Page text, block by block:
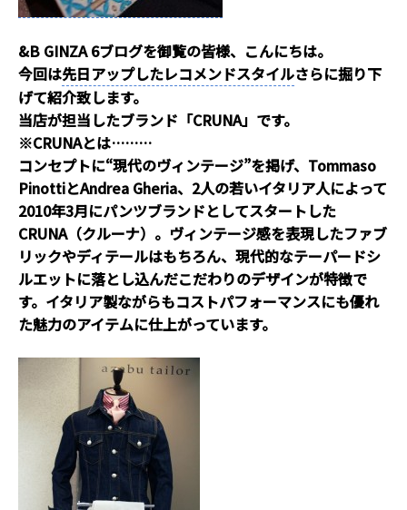
&B GINZA 6ブログを御覧の皆様、こんにちは。
今回は先日アップしたレコメンドスタイルさらに掘り下
げて紹介致します。
当店が担当したブランド「CRUNA」です。
※CRUNAとは………
コンセプトに“現代のヴィンテージ”を掲げ、Tommaso
PinottiとAndrea Gheria、2人の若いイタリア人によって
2010年3月にパンツブランドとしてスタートした
CRUNA（クルーナ）。ヴィンテージ感を表現したファブ
リックやディテールはもちろん、現代的なテーパードシ
ルエットに落とし込んだこだわりのデザインが特徴で
す。イタリア製ながらもコストパフォーマンスにも優れ
た魅力のアイテムに仕上がっています。